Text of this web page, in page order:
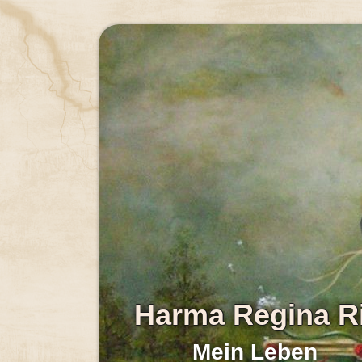
Harma Regina
Mein Leben